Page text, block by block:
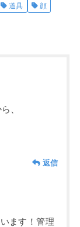
道具 顔
、
返信
ます！管理